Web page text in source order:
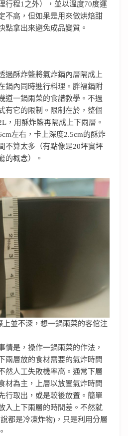
行程1之外），並以溫度70度運
不高，但如果是用來做烘焙甜
點拿出來避免成品變質。
過酥炸籃將氣炸鍋內層隔成上
鍋內同時進行料理。胖福鍋附
道一鍋兩菜的食譜教學。不過
有它的限制。限制在於，整個
，用酥炸籃再隔成上下兩層。
左右，卡上深度2.5cm的酥炸
不算太多（有點像是20坪實坪
的概念）。
上並不深，想一鍋兩菜的客倌注
情是，操作一鍋兩菜的作法，
兩層放的食材需要的氣炸時間
然人工失敗機率高。通常下層
材為主，上層以放置氣炸時間
行取出，或是較後放置。簡單
入上下兩層的時間差。不然就
都是冷凍炸物)，只是利用分層